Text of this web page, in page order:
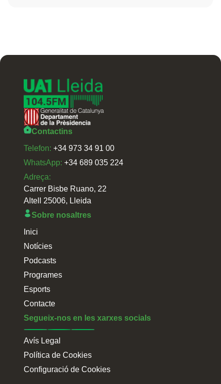
Contactins
Telefon: +34 973 34 91 00
WhatsApp: +34 689 035 224
Adreça:
Carrer Bisbe Ruano, 22
Altell 25006, Lleida
Sobre nosaltres
Inici
Notícies
Podcasts
Programes
Esports
Contacte
Segueix-nos en les xarxes socials
Avís Legal
Política de Cookies
Configuració de Cookies